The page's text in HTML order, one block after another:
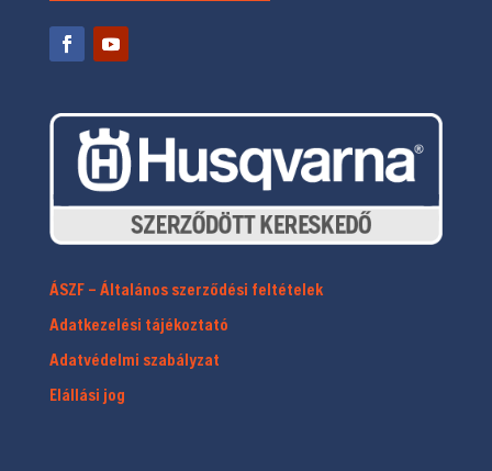
ÁSZF – Általános szerződési feltételek
Adatkezelési tájékoztató
Adatvédelmi szabályzat
Elállási jog